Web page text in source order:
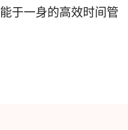
于一身的高效时间管